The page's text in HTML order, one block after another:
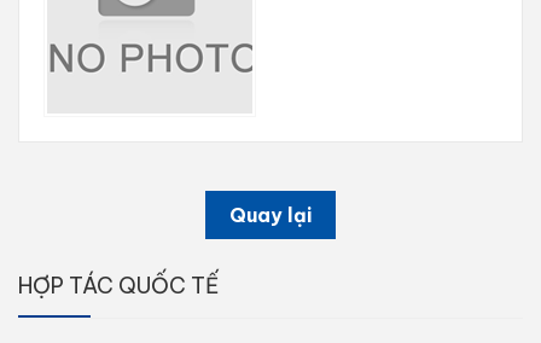
Quay lại
HỢP TÁC QUỐC TẾ